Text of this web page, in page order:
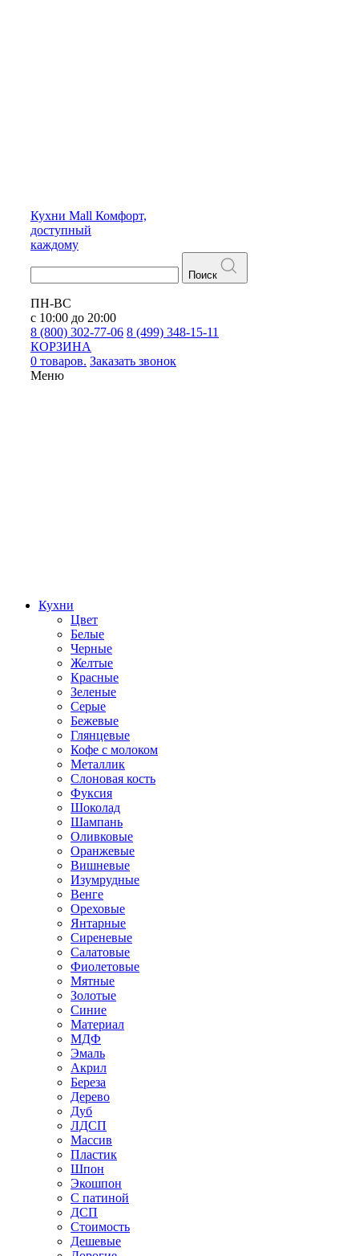
Кухни Mall Комфорт,
доступный
каждому
Поиск
ПН-ВС
с 10:00 до 20:00
8 (800) 302-77-06 8 (499) 348-15-11
КОРЗИНА
0 товаров. Заказать звонок
Меню
Кухни
Цвет
Белые
Черные
Желтые
Красные
Зеленые
Серые
Бежевые
Глянцевые
Кофе с молоком
Металлик
Слоновая кость
Фуксия
Шоколад
Шампань
Оливковые
Оранжевые
Вишневые
Изумрудные
Венге
Ореховые
Янтарные
Сиреневые
Салатовые
Фиолетовые
Мятные
Золотые
Синие
Материал
МДФ
Эмаль
Акрил
Береза
Дерево
Дуб
ЛДСП
Массив
Пластик
Шпон
Экошпон
С патиной
ДСП
Стоимость
Дешевые